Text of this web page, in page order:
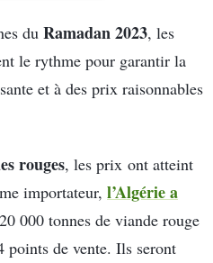
du Ramadan 2023, les
le rythme pour garantir la
et à des prix raisonnables
rouges, les prix ont atteint
importateur, l’Algérie a
000 tonnes de viande rouge
points de vente. Ils seront